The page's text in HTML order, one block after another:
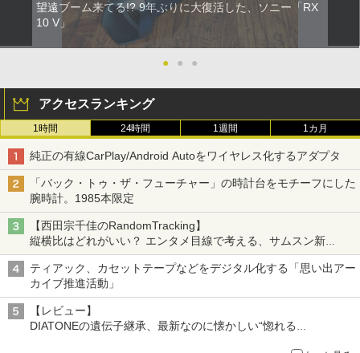
望遠ブーム来てる!? 9年ぶりに大復活した、ソニー「RX
10 V」
● ● ●
アクセスランキング
1時間 24時間 1週間 1カ月
純正の有線CarPlay/Android Autoをワイヤレス化するアダプタ
「バック・トゥ・ザ・フューチャー」の時計台をモチーフにした
腕時計。1985本限定
【西田宗千佳のRandomTracking】
縦横比はどれがいい？ エンタメ目線で考える、サムスン新
「Galaxy Z Fold」
ティアック、カセットテープなどをデジタル化する「思い出アー
カイブ推進活動」
【レビュー】
DIATONEの遺伝子継承、最新なのに懐かしい“惚れる